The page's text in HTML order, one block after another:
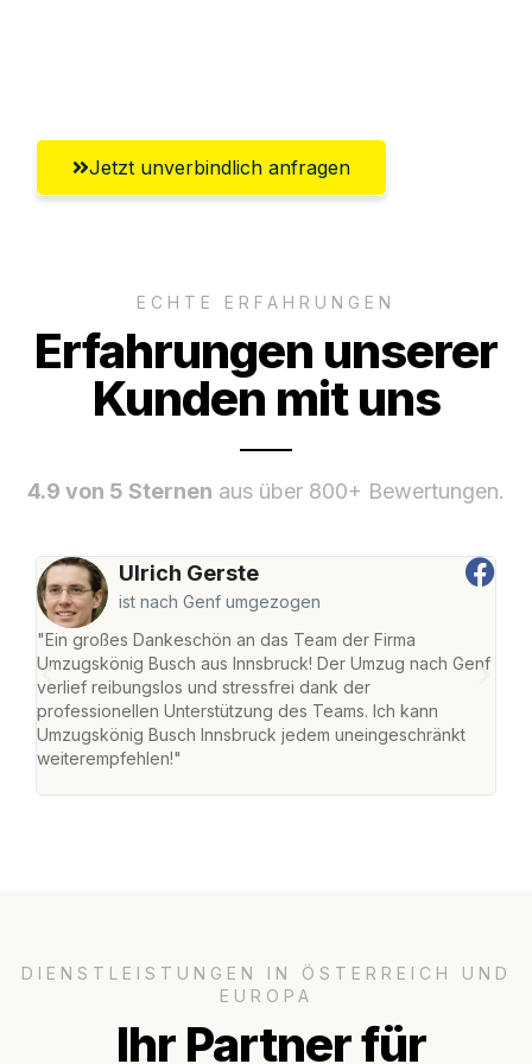
Jetzt unverbindlich anfragen
ECHTE ERFAHRUNGEN
Erfahrungen unserer
Kunden mit uns
4.9 von 5 Sternen aus über 800+ Bewertungen.
Ulrich Gerste
ist nach Genf umgezogen
"Ein großes Dankeschön an das Team der Firma
Umzugskönig Busch aus Innsbruck! Der Umzug nach Genf
verlief reibungslos und stressfrei dank der
professionellen Unterstützung des Teams. Ich kann
Umzugskönig Busch Innsbruck jedem uneingeschränkt
weiterempfehlen!"
DIENSTLEISTUNGEN IN ÖSTERREICH UND
EUROPA
Ihr Partner für